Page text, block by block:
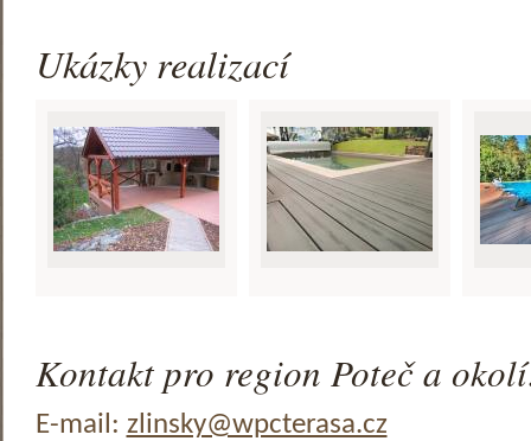
Ukázky realizací
Kontakt pro region Poteč a
E-mail: zlinsky@wpcterasa.cz